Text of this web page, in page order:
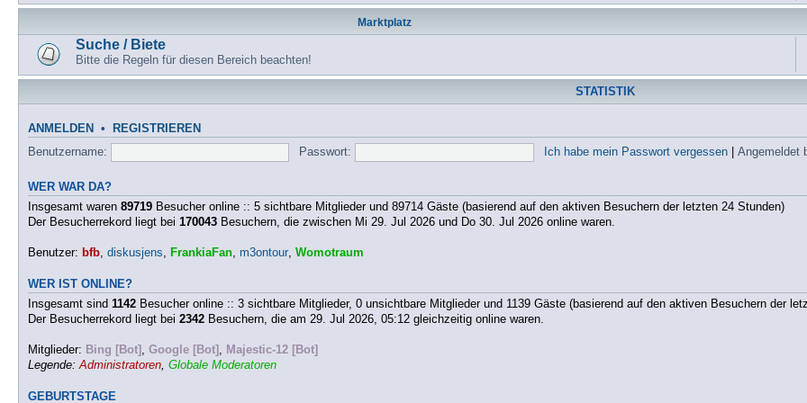
Marktplatz
Suche / Biete
Bitte die Regeln für diesen Bereich beachten!
STATISTIK
ANMELDEN • REGISTRIEREN
Benutzername: Passwort: Ich habe mein Passwort vergessen Angemeldet
WER WAR DA?
Insgesamt waren 89719 Besucher online :: 5 sichtbare Mitglieder und 89714 Gäste (basierend auf den aktiven Besuchern der letzten 24 Stunden)
Der Besucherrekord liegt bei 170043 Besuchern, die zwischen Mi 29. Jul 2026 und Do 30. Jul 2026 online waren.
Benutzer: bfb, diskusjens, FrankiaFan, m3ontour, Womotraum
WER IST ONLINE?
Insgesamt sind 1142 Besucher online :: 3 sichtbare Mitglieder, 0 unsichtbare Mitglieder und 1139 Gäste (basierend auf den aktiven Besuchern der
Der Besucherrekord liegt bei 2342 Besuchern, die am 29. Jul 2026, 05:12 gleichzeitig online waren.
Mitglieder: Bing [Bot] , Google [Bot] , Majestic-12 [Bot]
Legende:Administratoren, Globale Moderatoren
GEBURTSTAGE